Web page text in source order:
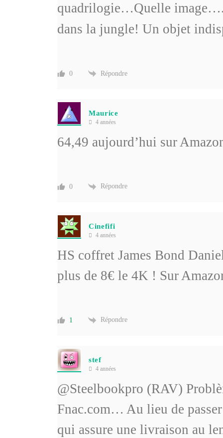
quadrilogie…Quelle image….
dans la jungle! Un objet
0 Répondre
Maurice
4 années
64,49 aujourd’hui sur
0 Répondre
Cinefifi
4 années
HS coffret James Bond
plus de 8€ le 4K ! Sur
1 Répondre
stef
4 années
@Steelbookpro (RAV)
Fnac.com… Au lieu de
qui assure une livraison au